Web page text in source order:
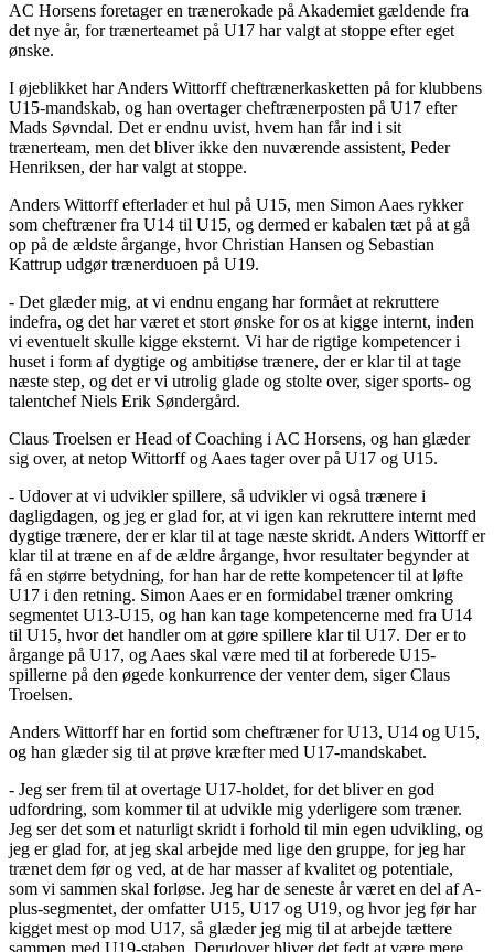
AC Horsens foretager en trænerokade på Akademiet gældende fra
det nye år, for trænerteamet på U17 har valgt at stoppe efter eget
ønske.
I øjeblikket har Anders Wittorff cheftrænerkasketten på for klubbens
U15-mandskab, og han overtager cheftrænerposten på U17 efter
Mads Søvndal. Det er endnu uvist, hvem han får ind i sit
trænerteam, men det bliver ikke den nuværende assistent, Peder
Henriksen, der har valgt at stoppe.
Anders Wittorff efterlader et hul på U15, men Simon Aaes rykker
som cheftræner fra U14 til U15, og dermed er kabalen tæt på at gå
op på de ældste årgange, hvor Christian Hansen og Sebastian
Kattrup udgør trænerduoen på U19.
- Det glæder mig, at vi endnu engang har formået at rekruttere
indefra, og det har været et stort ønske for os at kigge internt, inden
vi eventuelt skulle kigge eksternt. Vi har de rigtige kompetencer i
huset i form af dygtige og ambitiøse trænere, der er klar til at tage
næste step, og det er vi utrolig glade og stolte over, siger sports- og
talentchef Niels Erik Søndergård.
Claus Troelsen er Head of Coaching i AC Horsens, og han glæder
sig over, at netop Wittorff og Aaes tager over på U17 og U15.
- Udover at vi udvikler spillere, så udvikler vi også trænere i
dagligdagen, og jeg er glad for, at vi igen kan rekruttere internt med
dygtige trænere, der er klar til at tage næste skridt. Anders Wittorff er
klar til at træne en af de ældre årgange, hvor resultater begynder at
få en større betydning, for han har de rette kompetencer til at løfte
U17 i den retning. Simon Aaes er en formidabel træner omkring
segmentet U13-U15, og han kan tage kompetencerne med fra U14
til U15, hvor det handler om at gøre spillere klar til U17. Der er to
årgange på U17, og Aaes skal være med til at forberede U15-
spillerne på den øgede konkurrence der venter dem, siger Claus
Troelsen.
Anders Wittorff har en fortid som cheftræner for U13, U14 og U15,
og han glæder sig til at prøve kræfter med U17-mandskabet.
- Jeg ser frem til at overtage U17-holdet, for det bliver en god
udfordring, som kommer til at udvikle mig yderligere som træner.
Jeg ser det som et naturligt skridt i forhold til min egen udvikling, og
jeg er glad for, at jeg skal arbejde med lige den gruppe, for jeg har
trænet dem før og ved, at de har masser af kvalitet og potentiale,
som vi sammen skal forløse. Jeg har de seneste år været en del af A-
plus-segmentet, der omfatter U15, U17 og U19, og hvor jeg før har
kigget mest op mod U17, så glæder jeg mig til at arbejde tættere